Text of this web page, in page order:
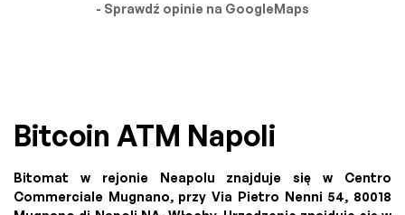
- Sprawdź opinie na GoogleMaps
Bitcoin ATM Napoli
Bitomat w rejonie Neapolu znajduje się w Centro
Commerciale Mugnano, przy Via Pietro Nenni 54, 80018